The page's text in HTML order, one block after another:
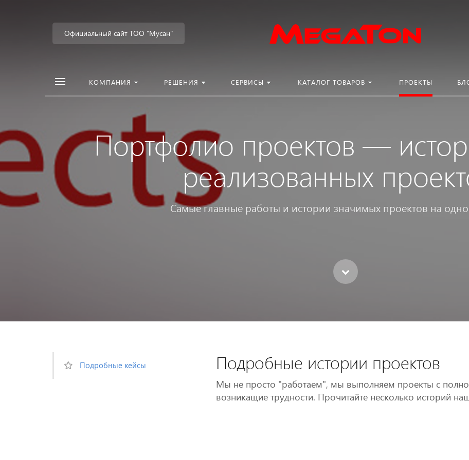
Официальный сайт ТОО "Мусан"
КОМПАНИЯ РЕШЕНИЯ СЕРВИСЫ КАТАЛОГ ТОВАРОВ ПРОЕКТЫ
Портфолио проектов —
реализованных
Самые главные работы и истории значимых проектов на
Подробные кейсы Подробные истории проектов
Мы не просто "работаем", мы выполняем проекты с
возникащие трудности. Прочитайте несколько историй